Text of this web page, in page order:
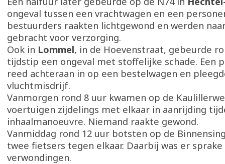
ongeval tussen een vrachtwagen en een
bestuurders raakten lichtgewond en werden
gebracht voor verzorging.
Ook in Lommel, in de Hoevenstraat, gebeurde
tijdstip een ongeval met stoffelijke schade. Een
reed achteraan in op een bestelwagen en
vluchtmisdrijf.
Vanmorgen rond 8 uur kwamen op de
voertuigen zijdelings met elkaar in aanrijding
inhaalmanoeuvre. Niemand raakte gewond.
Vanmiddag rond 12 uur botsten op de
twee fietsers tegen elkaar. Daarbij was er
verwondingen.